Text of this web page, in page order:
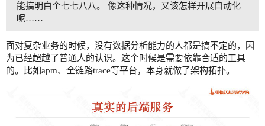
能搞明白个七七八八。 像这种情况，又该怎样开展自动化
呢……
面对复杂业务的时候，没有数据分析能力的人都是搞不定的，因
为已经超越了普通人的认识。这个时候是需要依靠合适的工具
的。比如apm、全链路trace等平台，本身就做了架构拓扑。